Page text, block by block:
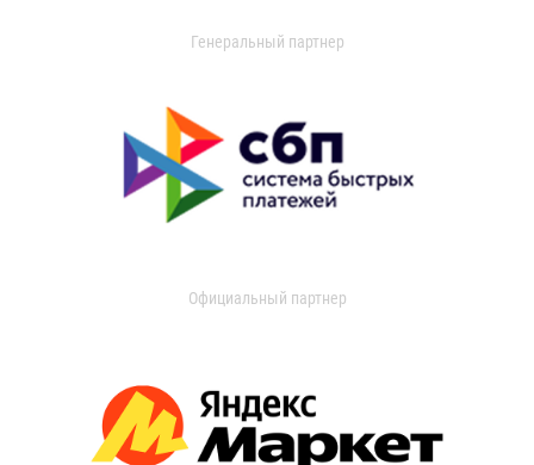
Генеральный партнер
Официальный партнер